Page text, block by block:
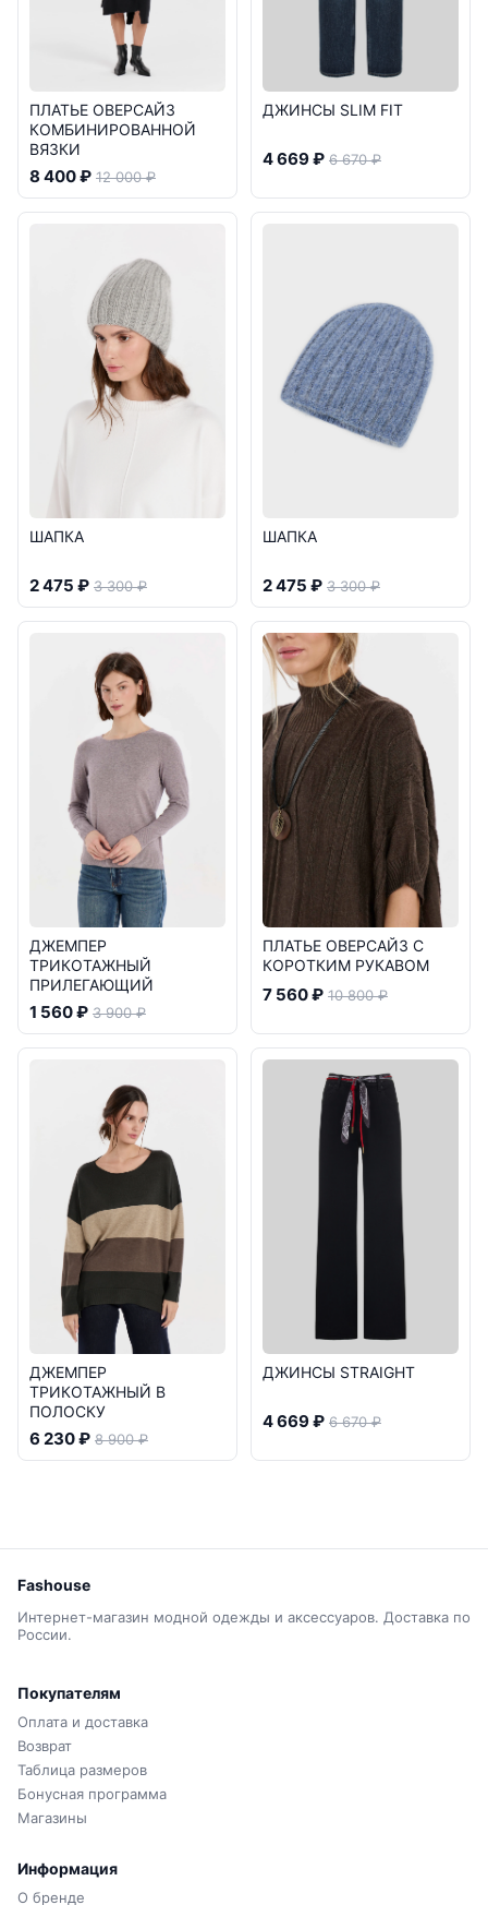
ПЛАТЬЕ ОВЕРСАЙЗ
КОМБИНИРОВАННОЙ
ВЯЗКИ
8 400 ₽ 12 000 ₽
ДЖИНСЫ SLIM FIT
4 669 ₽ 6 670 ₽
ШАПКА
2 475 ₽ 3 300 ₽
ШАПКА
2 475 ₽ 3 300 ₽
ДЖЕМПЕР
ТРИКОТАЖНЫЙ
ПРИЛЕГАЮЩИЙ
1 560 ₽ 3 900 ₽
ПЛАТЬЕ ОВЕРСАЙЗ С
КОРОТКИМ РУКАВОМ
7 560 ₽ 10 800 ₽
ДЖЕМПЕР
ТРИКОТАЖНЫЙ В
ПОЛОСКУ
6 230 ₽ 8 900 ₽
ДЖИНСЫ STRAIGHT
4 669 ₽ 6 670 ₽
Fashouse
Интернет-магазин модной одежды и аксессуаров. Доставка по
России.
Покупателям
Оплата и доставка
Возврат
Таблица размеров
Бонусная программа
Магазины
Информация
О бренде